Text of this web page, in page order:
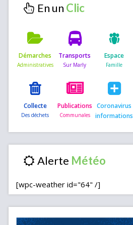
En un
Démarches Transports Espace
Collecte Publications Coronavirus
informations
Alerte
[wpc-weather id="64" /]